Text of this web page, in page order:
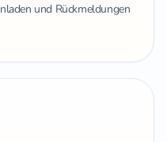
und Rückmeldungen